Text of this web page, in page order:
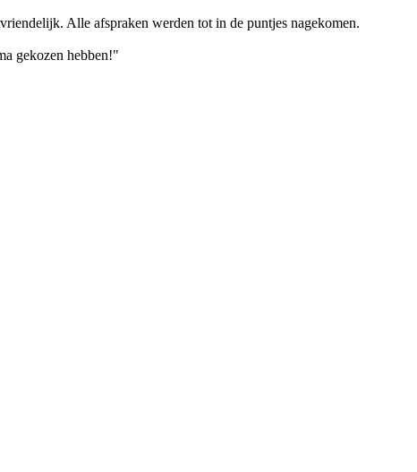
Alle afspraken werden tot in de puntjes nagekomen.
gekozen hebben!"